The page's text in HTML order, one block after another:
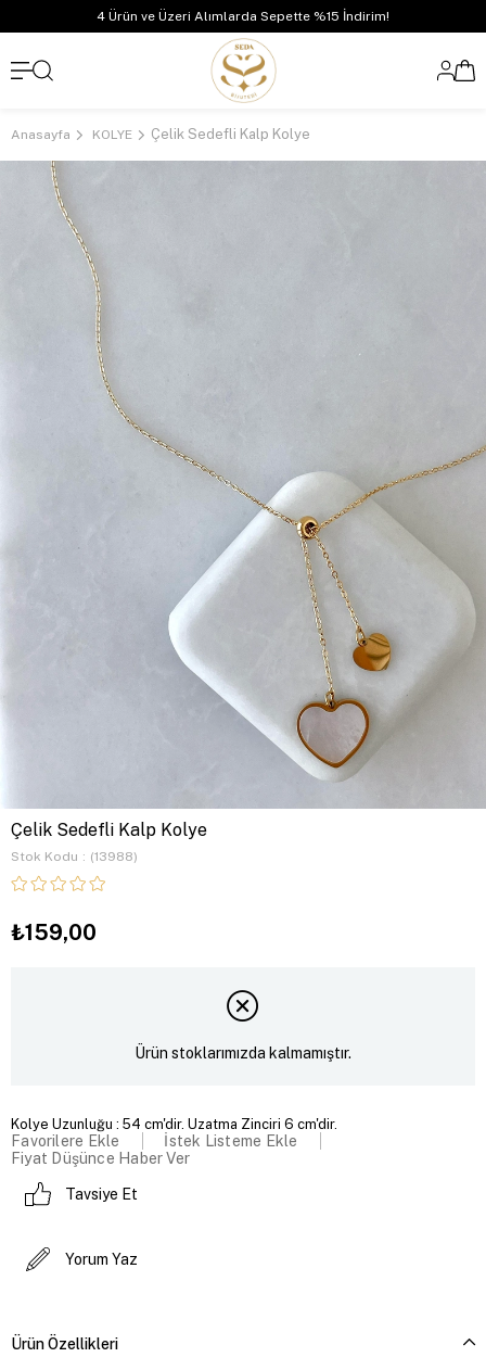
4 Ürün ve Üzeri Alımlarda Sepette %15 İndirim!
Anasayfa KOLYE Çelik Sedefli Kalp Kolye
Çelik Sedefli Kalp Kolye
Stok Kodu (13988)
₺159,00
Ürün stoklarımızda kalmamıştır.
Kolye Uzunluğu : 54 cm'dir. Uzatma Zinciri 6 cm'dir.
Favorilere Ekle
İstek Listeme Ekle
Fiyat Düşünce Haber Ver
Tavsiye Et
Yorum Yaz
Ürün Özellikleri